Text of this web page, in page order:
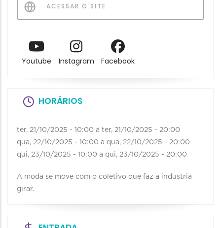
ACESSAR O SITE
Youtube Instagram Facebook
HORÁRIOS
ter, 21/10/2025 - 10:00 a ter, 21/10/2025 - 20:00
qua, 22/10/2025 - 10:00 a qua, 22/10/2025 - 20:00
qui, 23/10/2025 - 10:00 a qui, 23/10/2025 - 20:00
A moda se move com o coletivo que faz a indústria
girar.